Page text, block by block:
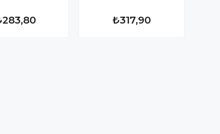
₺317,90